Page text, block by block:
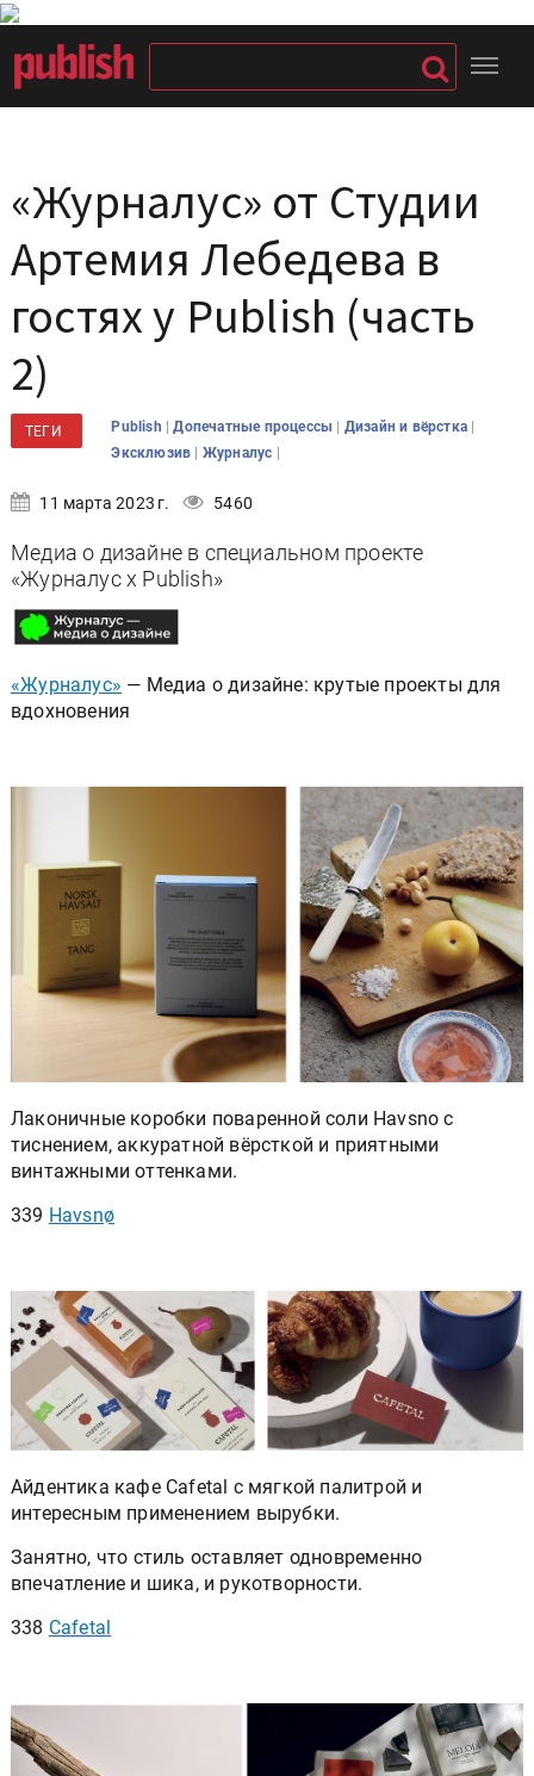
«Журналус» от Студии
Артемия Лебедева в
гостях у Publish (часть
2)
ТЕГИ Publish |Допечатные процессы | Дизайн и вёрстка |
Эксклюзив | Журналус |
11 марта 2023 г. 5460
Медиа о дизайне в специальном проекте
«Журналус x Publish»
«Журналус» — Медиа о дизайне: крутые проекты для
вдохновения
Лаконичные коробки поваренной соли Havsno с
тиснением, аккуратной вёрсткой и приятными
винтажными оттенками.
339 Havsnø
Айдентика кафе Cafetal с мягкой палитрой и
интересным применением вырубки.
Занятно, что стиль оставляет одновременно
впечатление и шика, и рукотворности.
338 Cafetal